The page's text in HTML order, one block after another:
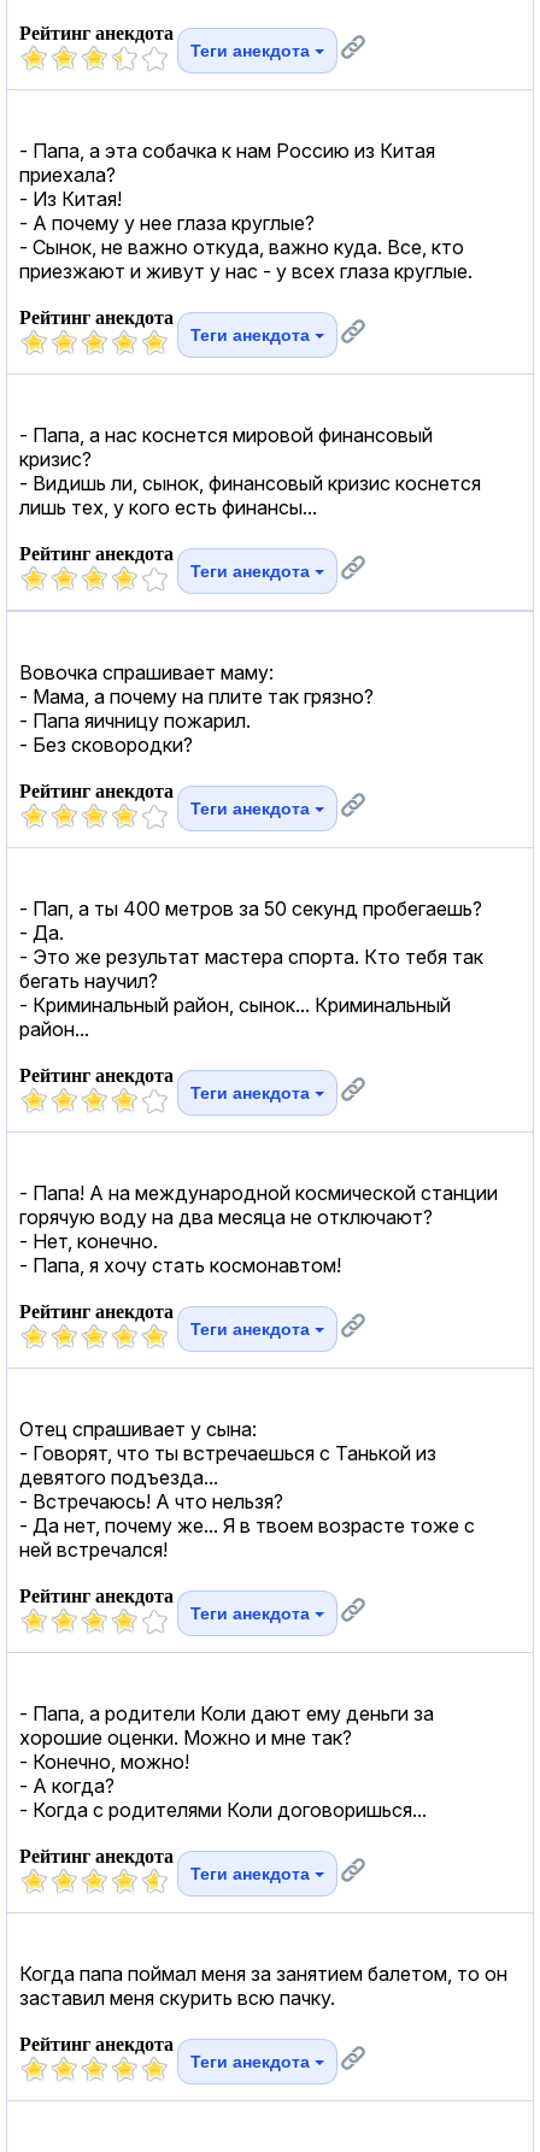
Рейтинг анекдота
Теги анекдота
- Папа, а эта собачка к нам Россию из Китая
приехала?
- Из Китая!
- А почему у нее глаза круглые?
- Сынок, не важно откуда, важно куда. Все, кто
приезжают и живут у нас - у всех глаза круглые.
Рейтинг анекдота
Теги анекдота
- Папа, а нас коснется мировой финансовый
кризис?
- Видишь ли, сынок, финансовый кризис коснется
лишь тех, у кого есть финансы...
Рейтинг анекдота
Теги анекдота
Вовочка спрашивает маму:
- Мама, а почему на плите так грязно?
- Папа яичницу пожарил.
- Без сковородки?
Рейтинг анекдота
Теги анекдота
- Пап, а ты 400 метров за 50 секунд пробегаешь?
- Да.
- Это же результат мастера спорта. Кто тебя так
бегать научил?
- Криминальный район, сынок... Криминальный
район...
Рейтинг анекдота
Теги анекдота
- Папа! А на международной космической станции
горячую воду на два месяца не отключают?
- Нет, конечно.
- Папа, я хочу стать космонавтом!
Рейтинг анекдота
Теги анекдота
Отец спрашивает у сына:
- Говорят, что ты встречаешься с Танькой из
девятого подъезда...
- Встречаюсь! А что нельзя?
- Да нет, почему же... Я в твоем возрасте тоже с
ней встречался!
Рейтинг анекдота
Теги анекдота
- Папа, а родители Коли дают ему деньги за
хорошие оценки. Можно и мне так?
- Конечно, можно!
- А когда?
- Когда с родителями Коли договоришься...
Рейтинг анекдота
Теги анекдота
Когда папа поймал меня за занятием балетом, то он
заставил меня скурить всю пачку.
Рейтинг анекдота
Теги анекдота